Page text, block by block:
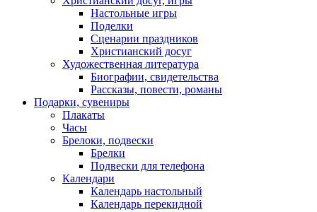
Настольные игры
Поделки
Сценарии праздников
Христианский досуг
Художественная литература
Биографии, свидетельства
Рассказы, повести, романы
Подарки, сувениры
Плакаты
Часы
Брелоки, подвески
Брелки
Подвески для телефона
Календари
Календарь настольный
Календарь перекидной